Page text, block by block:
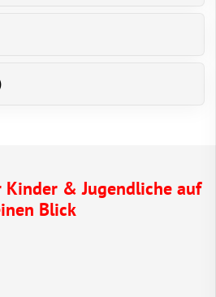
& Jugendliche auf
Blick